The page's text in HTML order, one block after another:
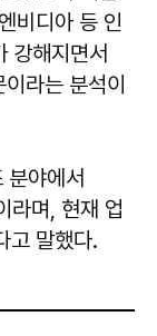
비디아 등 인
강해지면서
라는 분석이
분야에서
라며, 현재 업
고 말했다.